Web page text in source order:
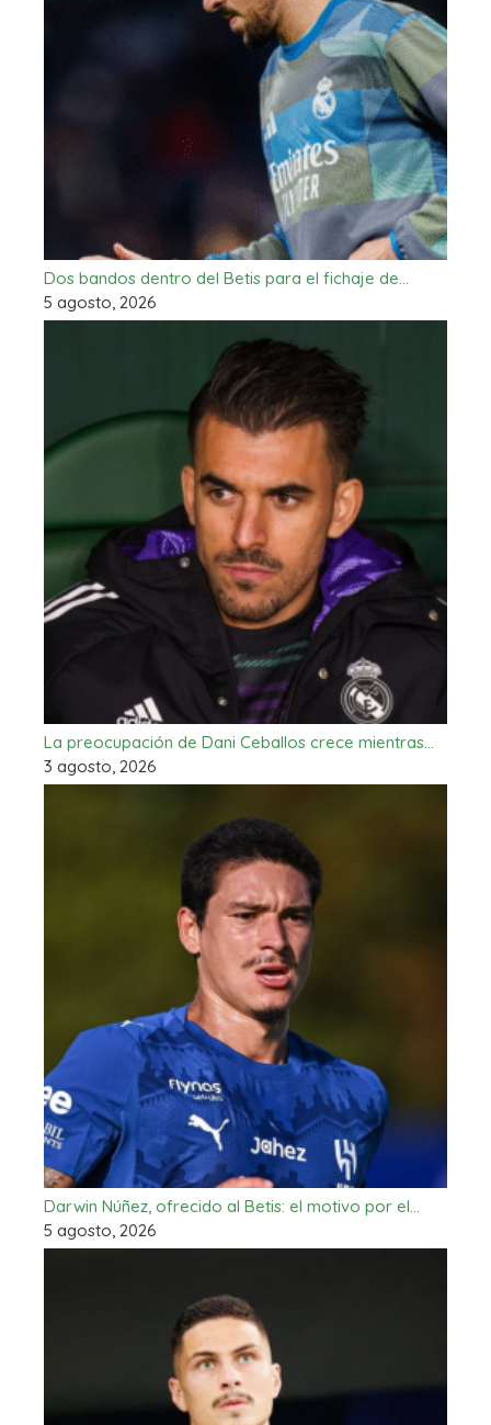
Dos bandos dentro del Betis para el fichaje de…
5 agosto, 2026
La preocupación de Dani Ceballos crece mientras…
3 agosto, 2026
Darwin Núñez, ofrecido al Betis: el motivo por el…
5 agosto, 2026